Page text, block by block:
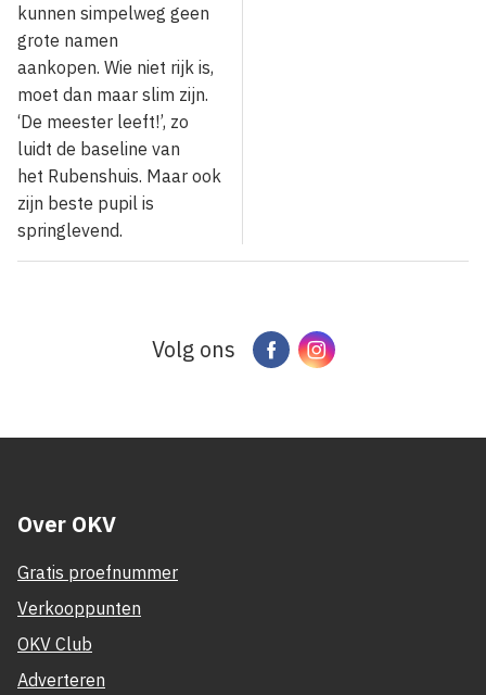
kunnen simpelweg geen
grote namen
aankopen. Wie niet rijk is,
moet dan maar slim zijn.
‘De meester leeft!’, zo
luidt de baseline van
het Rubenshuis. Maar ook
zijn beste pupil is
springlevend.
Volg ons FacebookInstagram
Over OKV
Gratis proefnummer
Verkooppunten
OKV Club
Adverteren